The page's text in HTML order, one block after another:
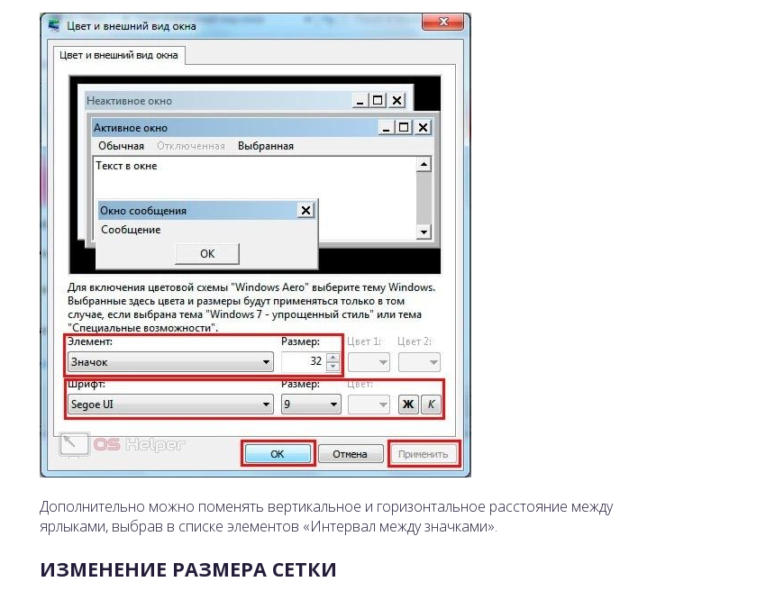
Дополнительно можно поменять вертикальное и горизонтальное расстояние между
ярлыками, выбрав в списке элементов «Интервал между значками».
ИЗМЕНЕНИЕ РАЗМЕРА СЕТКИ